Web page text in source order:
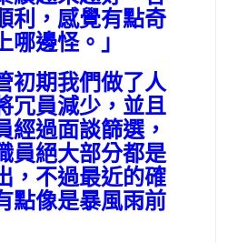
利，感覺有點奇
邊怪。」
初期我們做了人
冗員減少，並且
經過面談篩選，
員絕大部分都是
，不過最近的確
點像是暴風雨前